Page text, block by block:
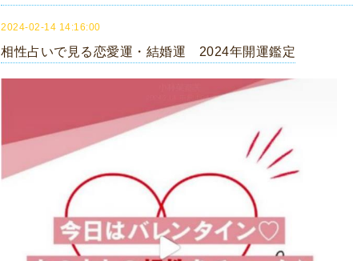
2024-02-14 14:16:00
相性占いで見る恋愛運・結婚運 2024年開運鑑定